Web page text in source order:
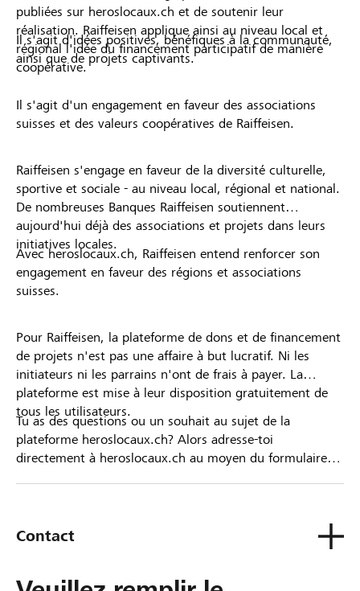
publiées sur heroslocaux.ch et de soutenir leur
réalisation. Raiffeisen applique ainsi au niveau local et
régional l'idée du financement participatif de manière
coopérative.
Il s'agit d'idées positives, bénéfiques à la communauté,
ainsi que de projets captivants.
Il s'agit d'un engagement en faveur des associations
suisses et des valeurs coopératives de Raiffeisen.
Raiffeisen s'engage en faveur de la diversité culturelle,
sportive et sociale - au niveau local, régional et national.
De nombreuses Banques Raiffeisen soutiennent
aujourd'hui déjà des associations et projets dans leurs
initiatives locales.
Avec heroslocaux.ch, Raiffeisen entend renforcer son
engagement en faveur des régions et associations
suisses.
Pour Raiffeisen, la plateforme de dons et de financement
de projets n'est pas une affaire à but lucratif. Ni les
initiateurs ni les parrains n'ont de frais à payer. La
plateforme est mise à leur disposition gratuitement de
tous les utilisateurs.
Tu as des questions ou un souhait au sujet de la
plateforme heroslocaux.ch? Alors adresse-toi
directement à heroslocaux.ch au moyen du formulaire
Contact